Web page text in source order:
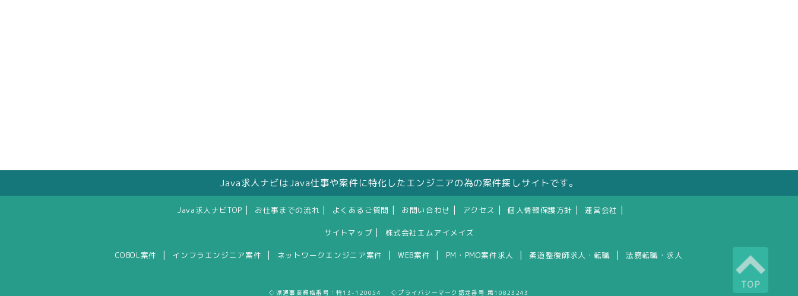
Java求人ナビはJava仕事や案件に特化したエンジニアの為の案件探しサイトです。
TOP
Java求人ナビTOP お仕事までの流れ よくあるご質問 お問い合わせ アクセス 個人情報保護方針 運営会社
サイトマップ 株式会社エムアイメイズ
COBOL案件 インフラエンジニア案件 ネットワークエンジニア案件 WEB案件 PM・PMO案件求人 柔道整復師求人・転職 法務転職・求人
◇派遣事業資格番号：特13-120054 ◇プライバシーマーク認定番号:第10823243